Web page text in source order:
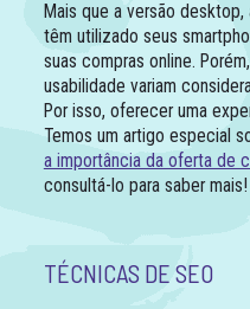
Mais que a versão
têm utilizado seus
suas compras online.
usabilidade variam
Por isso, oferecer uma
Temos um artigo especial
a importância da oferta de
consultá-lo para saber mais!
TÉCNICAS DE SEO